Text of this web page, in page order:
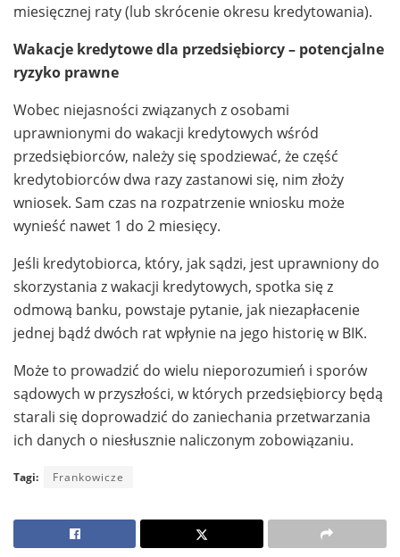
miesięcznej raty (lub skrócenie okresu kredytowania).
Wakacje kredytowe dla przedsiębiorcy – potencjalne
ryzyko prawne
Wobec niejasności związanych z osobami
uprawnionymi do wakacji kredytowych wśród
przedsiębiorców, należy się spodziewać, że część
kredytobiorców dwa razy zastanowi się, nim złoży
wniosek. Sam czas na rozpatrzenie wniosku może
wynieść nawet 1 do 2 miesięcy.
Jeśli kredytobiorca, który, jak sądzi, jest uprawniony do
skorzystania z wakacji kredytowych, spotka się z
odmową banku, powstaje pytanie, jak niezapłacenie
jednej bądź dwóch rat wpłynie na jego historię w BIK.
Może to prowadzić do wielu nieporozumień i sporów
sądowych w przyszłości, w których przedsiębiorcy będą
starali się doprowadzić do zaniechania przetwarzania
ich danych o niesłusznie naliczonym zobowiązaniu.
Tagi: Frankowicze